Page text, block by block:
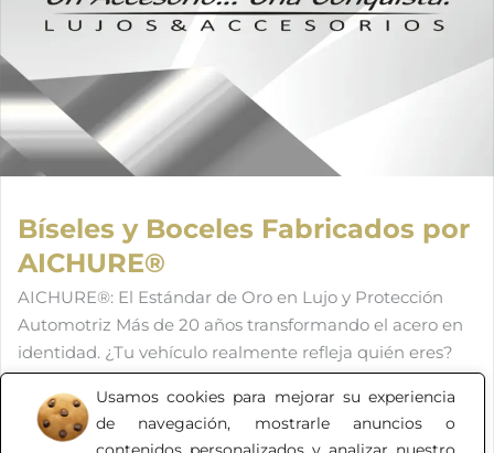
Usamos cookies para mejorar su experiencia
de navegación, mostrarle anuncios o
Bíseles y Boceles Fabricados por
AICHURE®️
AICHURE®️: El Estándar de Oro en Lujo y Protección
Automotriz Más de 20 años transformando el acero en
identidad. ¿Tu vehículo realmente refleja quién eres?
En AICHURE®️, no solo fabricamos accesorios;
diseñamos los detalles que separan a un auto común
de una pieza de colección. Como fabricantes directos